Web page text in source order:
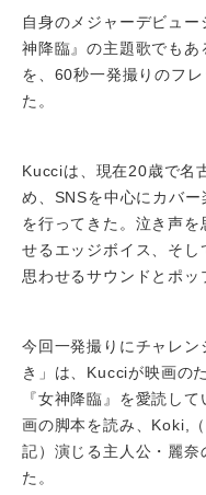
自身のメジャーデビュ
神降臨』の主題歌でもあ
を、60秒一発撮りのフ
た。
Kucciは、現在20歳で名
め、SNSを中心にカバ
を行ってきた。泣き声
せるエッジボイス、そ
思わせるサウンドとポッ
今回一発撮りにチャレ
き」は、Kucciが映画の
『女神降臨』を愛読し
画の脚本を読み、Koki,
記）演じる主人公・麗奈
た。